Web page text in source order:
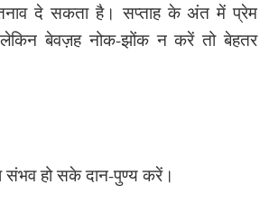
दे सकता है। सप्ताह के अंत में प्रेम
लेकिन बेवज़ह नोक-झोंक न करें तो बेहतर
संभव हो सके दान-पुण्य करें।